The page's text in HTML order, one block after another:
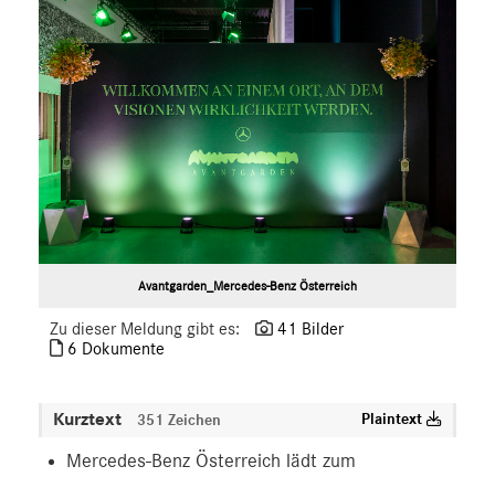
Avantgarden_Mercedes-Benz Österreich
Zu dieser Meldung gibt es:
41 Bilder
6 Dokumente
Kurztext 351 Zeichen Plaintext
Mercedes-Benz Österreich lädt zum